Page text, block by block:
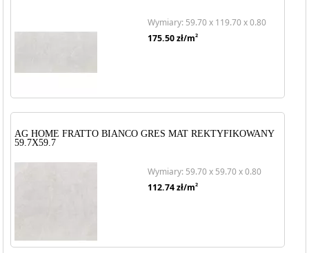
Wymiary: 59.70 x 119.70 x 0.80
175.50zł/m2
AG HOME FRATTO BIANCO GRES MAT REKTYFIKOWANY
59.7X59.7
Wymiary: 59.70 x 59.70 x 0.80
112.74zł/m2